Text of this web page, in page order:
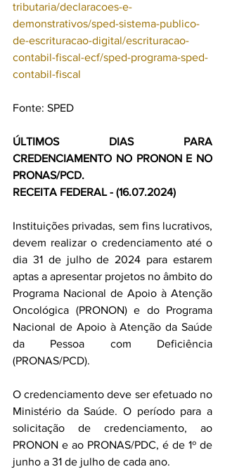
tributaria/declaracoes-e-
demonstrativos/sped-sistema-publico-
de-escrituracao-digital/escrituracao-
contabil-fiscal-ecf/sped-programa-sped-
contabil-fiscal
Fonte: SPED
ÚLTIMOS DIAS PARA
CREDENCIAMENTO NO PRONON E NO
PRONAS/PCD.
RECEITA FEDERAL - (16.07.2024)
Instituições privadas, sem fins lucrativos,
devem realizar o credenciamento até o
dia 31 de julho de 2024 para estarem
aptas a apresentar projetos no âmbito do
Programa Nacional de Apoio à Atenção
Oncológica (PRONON) e do Programa
Nacional de Apoio à Atenção da Saúde
da Pessoa com Deficiência
(PRONAS/PCD).
O credenciamento deve ser efetuado no
Ministério da Saúde. O período para a
solicitação de credenciamento, ao
PRONON e ao PRONAS/PDC, é de 1º de
junho a 31 de julho de cada ano.